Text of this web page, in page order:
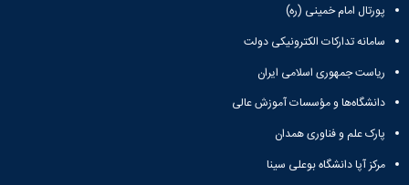
های
طرح
پژوهشی
های
پژوهشی
سال
1398
پورتال امام خمینی (ره)
سامانه تدارکات الکترونیکی دولت
ریاست جمهوری اسلامی ایران
دانشگاه‌ها و مؤسسات آموزش عالی
پارک علم و فناوری همدان
مرکز آپا دانشگاه بوعلی سینا